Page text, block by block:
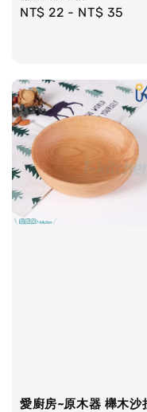
Regular
NT$ 22 - NT$ 35
愛廚房~原木器 櫸木沙